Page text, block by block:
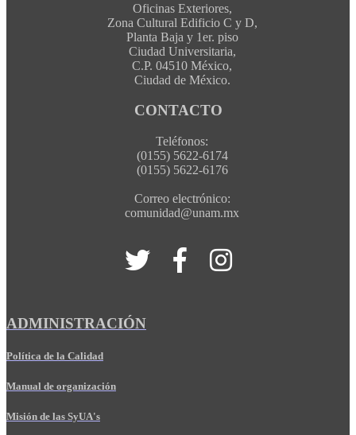
Oficinas Exteriores,
Zona Cultural Edificio C y D,
Planta Baja y 1er. piso
Ciudad Universitaria,
C.P. 04510 México,
Ciudad de México.
CONTACTO
Teléfonos:
(0155) 5622-6174
(0155) 5622-6176
Correo electrónico:
comunidad@unam.mx
ADMINISTRACIÓN
Política de la Calidad
Manual de organización
Misión de las SyUA's